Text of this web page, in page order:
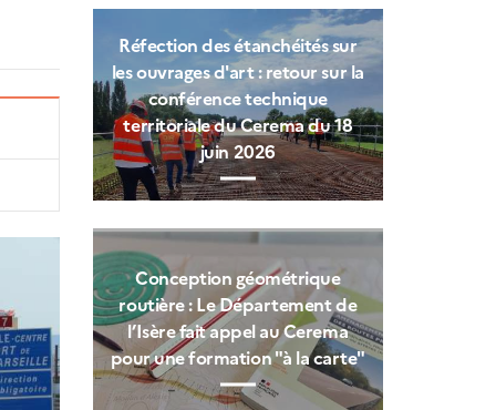
Réfection des étanchéités sur
les ouvrages d'art : retour sur la
conférence technique
territoriale du Cerema du 18
juin 2026
Conception géométrique
routière : Le Département de
l’Isère fait appel au Cerema
pour une formation "à la carte"